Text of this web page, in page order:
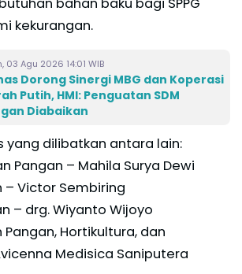
kekurangan.
03 Agu 2026 14:01 WIB
Dorong Sinergi MBG dan Koperasi
Putih, HMI: Penguatan SDM
Diabaikan
yang dilibatkan antara lain:
Pangan – Mahila Surya Dewi
– Victor Sembiring
– drg. Wiyanto Wijoyo
Hortikultura, dan
Medisica Saniputera